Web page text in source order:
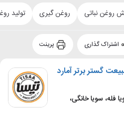
روغن نباتی روغن گیری تولید
گستر برتر آمارد
فله، سویا خانگی،